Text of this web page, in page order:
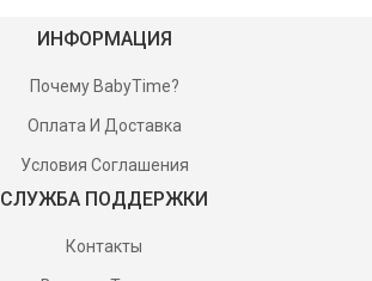
ИНФОРМАЦИЯ
Почему BabyTime?
Оплата И Доставка
Условия Соглашения
СЛУЖБА ПОДДЕРЖКИ
Контакты